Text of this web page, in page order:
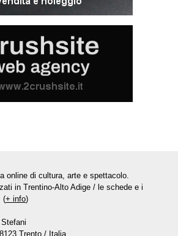
online di cultura, arte e spettacolo.
in Trentino-Alto Adige / le schede e i
(+ info)
Trento / Italia